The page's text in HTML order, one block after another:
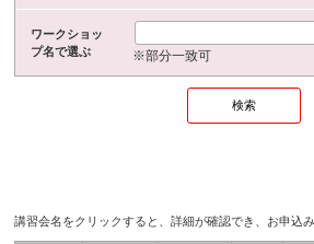
ワークショッ
プ名で選ぶ
※部分一致可
講習会名をクリックすると、詳細が確認でき、お申込み